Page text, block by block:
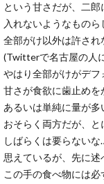
という甘さだが、二郎
入れないようなものら
全部がけ以外は許され
(Twitterで名古屋の人
やはり全部がけがデフ
甘さが食欲に歯止めを
あるいは単純に量が多
おそらく両方だが、と
しばらくは要らない
思えているが、先に述
この手の食べ物には必